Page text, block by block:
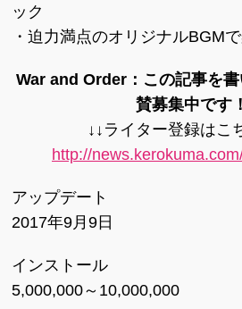
ック
・迫力満点のオリジナルBGM
War and Order：この記事を
賛募集中です
↓↓ライター登録はこ
http://
アップデート
2017年9月9日
インストール
5,000,000～10,000,000